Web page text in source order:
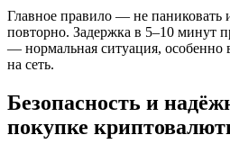
Главное правило — не паниковать
повторно. Задержка в 5–10 минут
— нормальная ситуация, особенно
на сеть.
Безопасность и
покупке